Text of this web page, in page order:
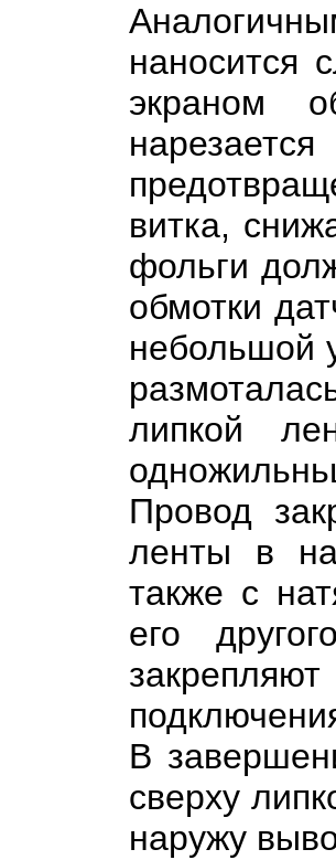
наносится
экраном
витка,
фольги
обмотки
небольшой
липкой
Провод
ленты в
также с
его
В
сверху
наружу